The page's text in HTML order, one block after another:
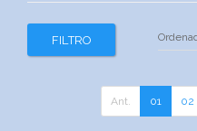
FILTRO
Ant. 01 02